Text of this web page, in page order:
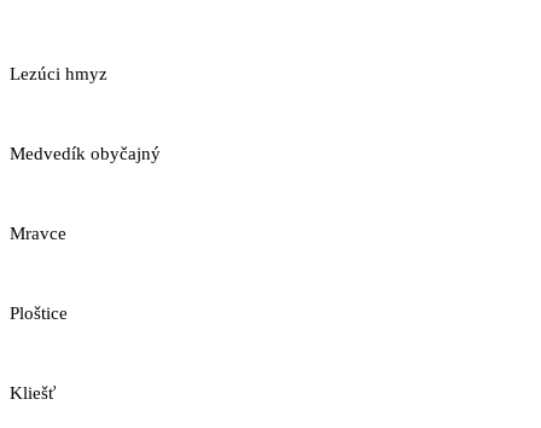
Lezúci hmyz
Medvedík obyčajný
Mravce
Ploštice
Kliešť